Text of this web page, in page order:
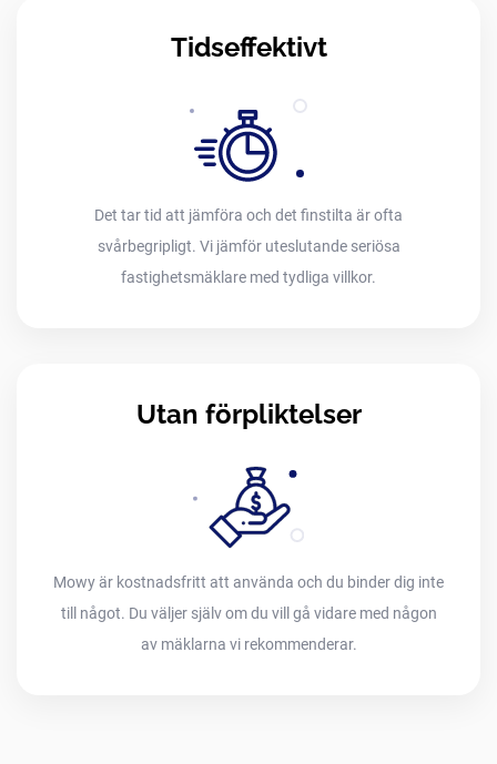
Tidseffektivt
Det tar tid att jämföra och det finstilta är ofta
svårbegripligt. Vi jämför uteslutande seriösa
fastighetsmäklare med tydliga villkor.
Utan förpliktelser
Mowy är kostnadsfritt att använda och du binder dig inte
till något. Du väljer själv om du vill gå vidare med någon
av mäklarna vi rekommenderar.